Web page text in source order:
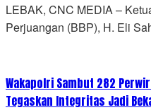
LEBAK, CNC MEDIA –
Perjuangan (BBP), H. Eli
Wakapolri Sambut 282
Tegaskan Integritas Jadi